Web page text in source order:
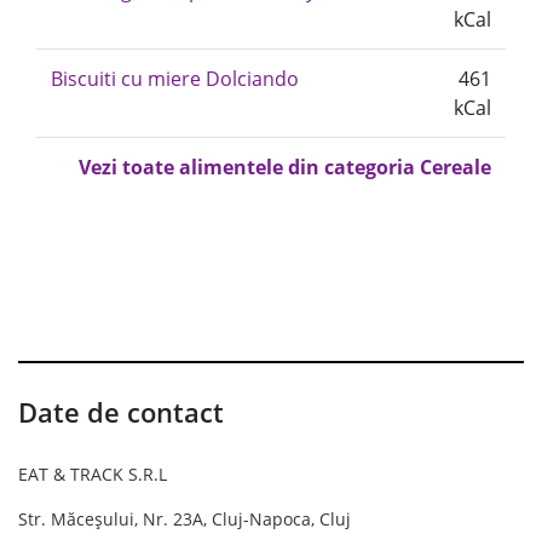
kCal
Biscuiti cu miere Dolciando
461
kCal
Vezi toate alimentele din categoria Cereale
Date de contact
EAT & TRACK S.R.L
Str. Măceșului, Nr. 23A, Cluj-Napoca, Cluj